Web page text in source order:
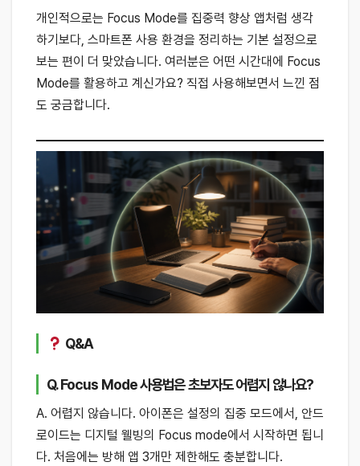
개인적으로는 Focus Mode를 집중력 향상 앱처럼 생각
하기보다, 스마트폰 사용 환경을 정리하는 기본 설정으로
보는 편이 더 맞았습니다. 여러분은 어떤 시간대에 Focus
Mode를 활용하고 계신가요? 직접 사용해보면서 느낀 점
도 궁금합니다.
Q&A
Q. Focus Mode 사용법은 초보자도 어렵지 않나요?
A. 어렵지 않습니다. 아이폰은 설정의 집중 모드에서, 안드
로이드는 디지털 웰빙의 Focus mode에서 시작하면 됩니
다. 처음에는 방해 앱 3개만 제한해도 충분합니다.